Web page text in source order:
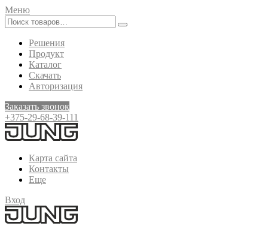
Меню
Решения
Продукт
Каталог
Скачать
Авторизация
Заказать звонок
+375-29-68-39-111
Карта сайта
Контакты
Еще
Вход